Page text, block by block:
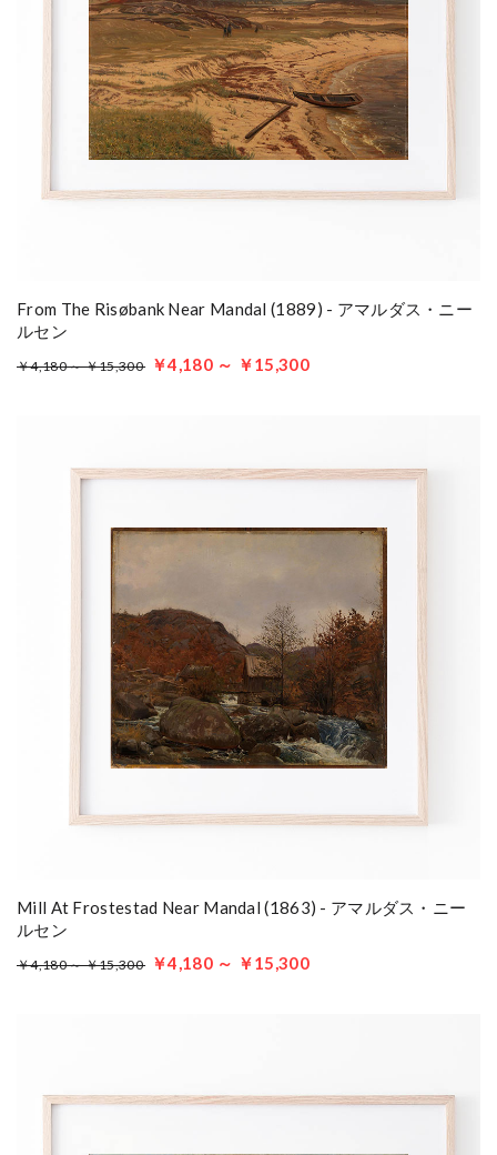
From The Risøbank Near Mandal (1889) - アマルダス・ニー
ルセン
￥4,180 ～ ￥15,300 ￥4,180 ～ ￥15,300
Mill At Frostestad Near Mandal (1863) - アマルダス・ニー
ルセン
￥4,180 ～ ￥15,300 ￥4,180 ～ ￥15,300